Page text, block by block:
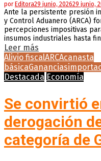
por Editora29 junio, 202629 junio,
Ante la persistente presión
y Control Aduanero (ARCA)
percepciones impositivas
insumos industriales hasta fin
Leer más
Alivio fiscalARCAcanasta
básicaGanancias
Destacada Economía
Se convirtió
derogación
categoría de